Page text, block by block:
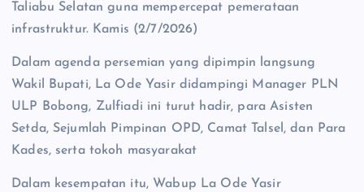
Taliabu Selatan guna mempercepat pemerataan
infrastruktur. Kamis (2/7/2026)
Dalam agenda persemian yang dipimpin langsung
Wakil Bupati, La Ode Yasir didampingi Manager PLN
ULP Bobong, Zulfiadi ini turut hadir, para Asisten
Setda, Sejumlah Pimpinan OPD, Camat Talsel, dan Para
Kades, serta tokoh masyarakat
Dalam kesempatan itu, Wabup La Ode Yasir